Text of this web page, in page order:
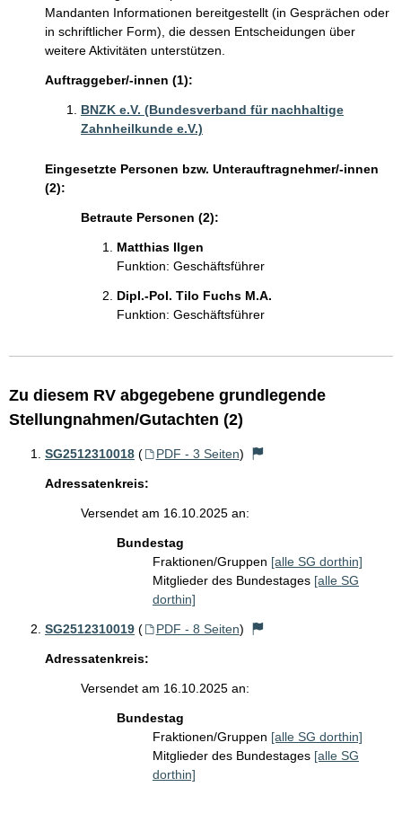
Mandanten Informationen bereitgestellt (in Gesprächen oder
in schriftlicher Form), die dessen Entscheidungen über
weitere Aktivitäten unterstützen.
Auftraggeber/-innen (1):
BNZK e.V. (Bundesverband für nachhaltige
Zahnheilkunde e.V.)
Eingesetzte Personen bzw. Unterauftragnehmer/-innen
(2):
Betraute Personen (2):
Matthias Ilgen
Funktion: Geschäftsführer
Dipl.-Pol. Tilo Fuchs M.A.
Funktion: Geschäftsführer
Zu diesem RV abgegebene grundlegende
Stellungnahmen/Gutachten (2)
SG2512310018 ( PDF - 3 Seiten)
Adressatenkreis:
Versendet am 16.10.2025 an:
Bundestag
Fraktionen/Gruppen [alle SG dorthin]
Mitglieder des Bundestages [alle SG
dorthin]
SG2512310019 ( PDF - 8 Seiten)
Adressatenkreis:
Versendet am 16.10.2025 an:
Bundestag
Fraktionen/Gruppen [alle SG dorthin]
Mitglieder des Bundestages [alle SG
dorthin]